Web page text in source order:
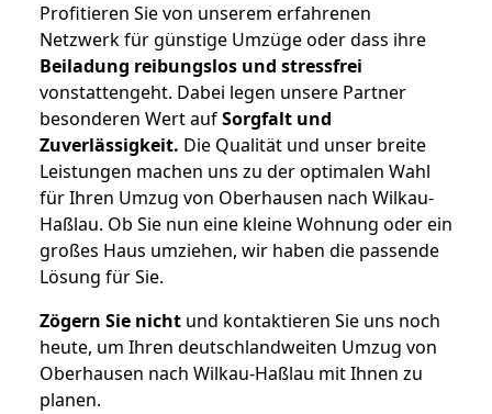
Profitieren Sie von unserem erfahrenen
Netzwerk für günstige Umzüge oder dass ihre
Beiladung reibungslos und stressfrei
vonstattengeht. Dabei legen unsere Partner
besonderen Wert aufSorgfalt und
Zuverlässigkeit. Die Qualität und unser breite
Leistungen machen uns zu der optimalen Wahl
für Ihren Umzug von Oberhausen nach Wilkau-
Haßlau. Ob Sie nun eine kleine Wohnung oder ein
großes Haus umziehen, wir haben die passende
Lösung für Sie.
Zögern Sie nicht und kontaktieren Sie uns noch
heute, um Ihren deutschlandweiten Umzug von
Oberhausen nach Wilkau-Haßlau mit Ihnen zu
planen.